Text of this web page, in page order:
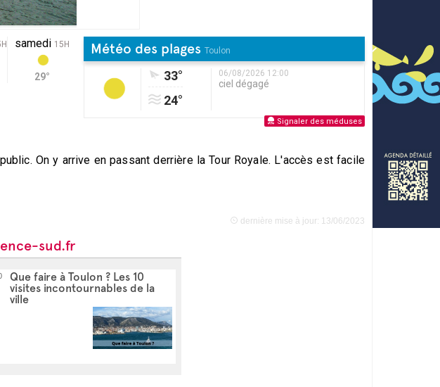
samedi 15H
29°
Météo des plages Toulon
33°
24°
06/08/2026 12:00
ciel dégagé
Signaler des méduses
On y arrive en passant derrière la Tour Royale. L'accès est facile
dernière mise à jour: 13/06/2023
sud.fr
Que faire à Toulon ? Les 10
visites incontournables de la
ville